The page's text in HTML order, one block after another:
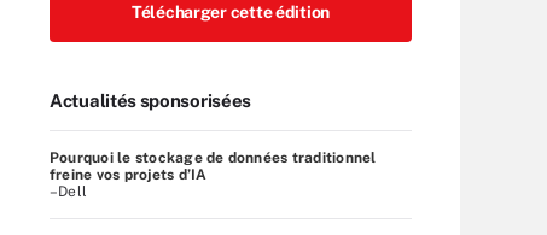
Télécharger cette édition
Actualités sponsorisées
Pourquoi le stockage de données traditionnel
freine vos projets d’IA
–Dell